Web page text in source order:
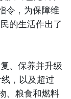
令，为保障维
的生活作出了
、保养并升级
，以及超过
、粮食和燃料